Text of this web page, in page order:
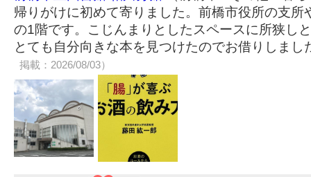
帰りがけに初めて寄りました。前橋市役所の支所
の1階です。こじんまりとしたスペースに所狭し
とても自分向きな本を見つけたのでお借りしま
掲載：2026/08/03）